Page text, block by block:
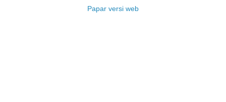
Papar versi web